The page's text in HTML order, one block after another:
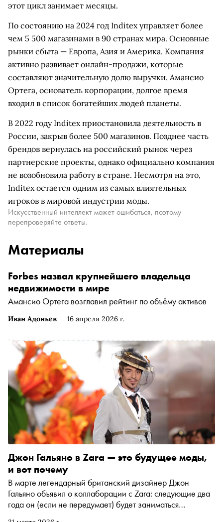
этот цикл занимает месяцы.
По состоянию на 2024 год Inditex управляет более
чем 5 500 магазинами в 90 странах мира. Основные
рынки сбыта — Европа, Азия и Америка. Компания
активно развивает онлайн-продажи, которые
составляют значительную долю выручки. Амансио
Ортега, основатель корпорации, долгое время
входил в список богатейших людей планеты.
В 2022 году Inditex приостановила деятельность в
России, закрыв более 500 магазинов. Позднее часть
брендов вернулась на российский рынок через
партнерские проекты, однако официально компания
не возобновила работу в стране. Несмотря на это,
Inditex остается одним из самых влиятельных
игроков в мировой индустрии моды.
Искусственный интеллект может ошибаться, поэтому
перепроверяйте ответы.
Материалы
Иван Адоньев 16 апреля 2026 г.
Forbes назвал крупнейшего владельца
недвижимости в мире
Амансио Ортега возглавил рейтинг по объёму активов
Джон Гальяно в Zara — это будущее моды,
и вот почему
В марте легендарный британский дизайнер Джон
Гальяно объявил о коллаборации с Zara: следующие два
года он (если не передумает) будет заниматься